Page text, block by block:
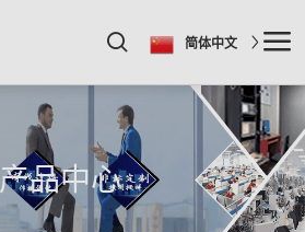
简体中文
产品中心